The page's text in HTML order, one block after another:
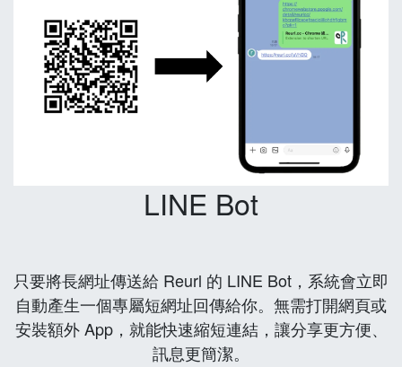
LINE Bot
只要將長網址傳送給 Reurl 的 LINE Bot，系統會立即
自動產生一個專屬短網址回傳給你。無需打開網頁或
安裝額外 App，就能快速縮短連結，讓分享更方便、
訊息更簡潔。